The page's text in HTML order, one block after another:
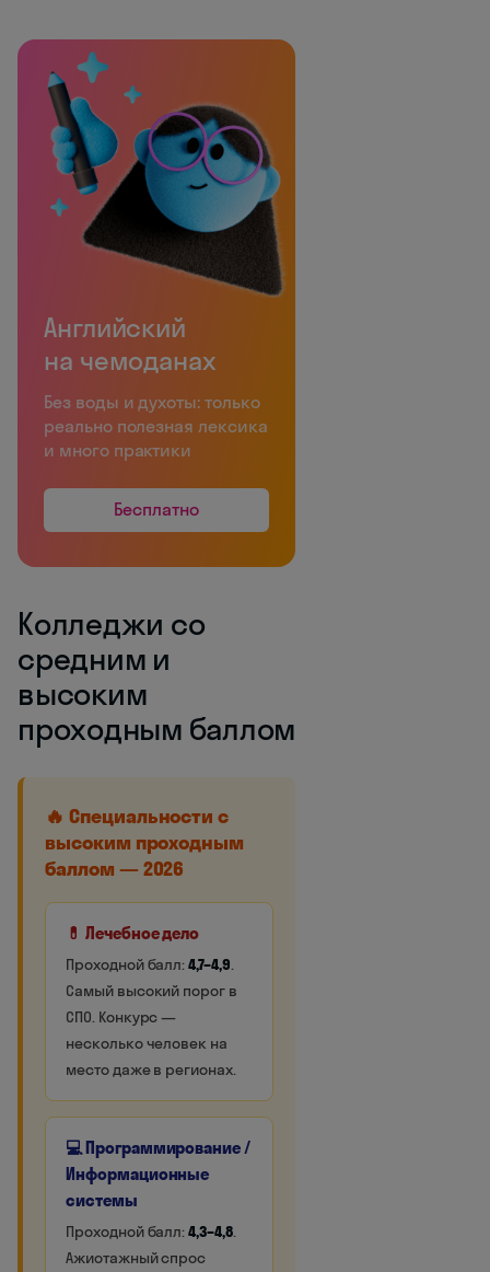
Английский
на чемоданах
Без воды и духоты: только
реально полезная лексика
и много практики
Бесплатно
Колледжи со
средним и
высоким
проходным баллом
🔥 Специальности с
высоким проходным
баллом — 2026
💊 Лечебное дело
Проходной балл:4,7–4,9.
Самый высокий порог в
СПО. Конкурс —
несколько человек на
место даже в регионах.
💻 Программирование /
Информационные
системы
Проходной балл:4,3–4,8.
Ажиотажный спрос